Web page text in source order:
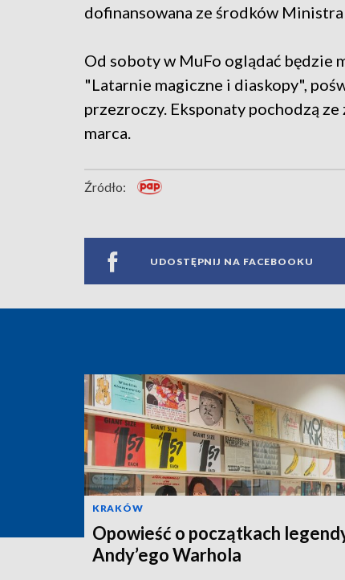
dofinansowana ze środków
Od soboty w MuFo oglądać będzie
"Latarnie magiczne i diaskopy",
przezroczy. Eksponaty pochodzą
marca.
Źródło:
UDOSTĘPNIJ NA FACEBOOKU
KRAKÓW
Opowieść o początkach
Andy’ego Warhola